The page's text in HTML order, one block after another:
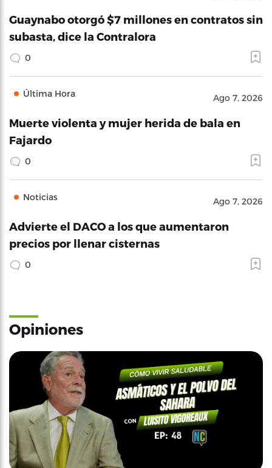
Guaynabo otorgó $7 millones en contratos sin
subasta, dice la Contralora
0
Última Hora Ago 7, 2026
Muerte violenta y mujer herida de bala en
Fajardo
0
Noticias Ago 7, 2026
Advierte el DACO a los que aumentaron
precios por llenar cisternas
0
Opiniones